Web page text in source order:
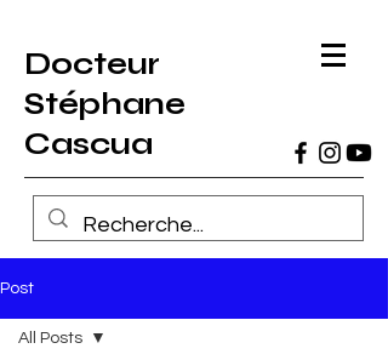
Docteur
Stéphane
Cascua
Post
All Posts